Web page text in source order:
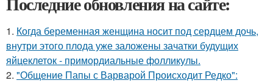
1. Когда беременная женщина носит под сердцем дочь,
внутри этого плода уже заложены зачатки будущих
яйцеклеток - примордиальные фолликулы.
2. "Общение Папы с Варварой Происходит Редко":